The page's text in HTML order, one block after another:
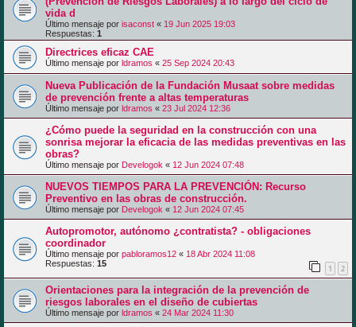
vida d
Último mensaje por isaconst « 19 Jun 2025 19:03
Respuestas: 1
Directrices eficaz CAE
Último mensaje por ldramos « 25 Sep 2024 20:43
Nueva Publicación de la Fundación Musaat sobre medidas
de prevención frente a altas temperaturas
Último mensaje por ldramos « 23 Jul 2024 12:36
¿Cómo puede la seguridad en la construcción con una
sonrisa mejorar la eficacia de las medidas preventivas en las
obras?
Último mensaje por Develogok « 12 Jun 2024 07:48
NUEVOS TIEMPOS PARA LA PREVENCIÓN: Recurso
Preventivo en las obras de construcción.
Último mensaje por Develogok « 12 Jun 2024 07:45
Autopromotor, autónomo ¿contratista? - obligaciones
coordinador
Último mensaje por pabloramos12 « 18 Abr 2024 11:08
Respuestas: 15 1 2
Orientaciones para la integración de la prevención de
riesgos laborales en el diseño de cubiertas
Último mensaje por ldramos « 24 Mar 2024 11:30